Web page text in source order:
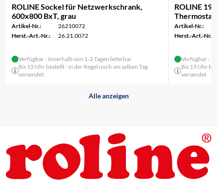
ROLINE Sockel für Netzwerkschrank,
600x800 BxT, grau
Artikel-Nr.:
26210072
Herst.-Art.-Nr.:
26.21.0072
Verfügbar - innerhalb von 1-2 Tagen lieferbar
Bis 15 Uhr bestellt - in der Regel noch am selben Tag
versendet
ROLINE
Thermostat
Artikel-Nr.:
Herst.-Art.-Nr.:
Verfügbar -
Bis 15 Uhr
versendet
Alle anzeigen